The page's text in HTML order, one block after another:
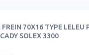
FREIN 70X16 TYPE LELEU
SOLEX 3300